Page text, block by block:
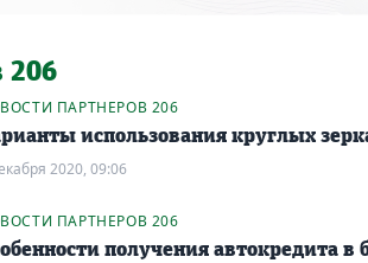
206
ПАРТНЕРОВ 206
использования круглых
2020, 09:06
ПАРТНЕРОВ 206
получения автокредита в